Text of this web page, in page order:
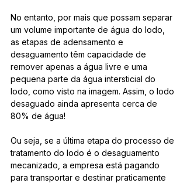
No entanto, por mais que possam separar
um volume importante de água do lodo,
as etapas de adensamento e
desaguamento têm capacidade de
remover apenas a água livre e uma
pequena parte da água intersticial do
lodo, como visto na imagem. Assim, o lodo
desaguado ainda apresenta cerca de
80% de água!
Ou seja, se a última etapa do processo de
tratamento do lodo é o desaguamento
mecanizado, a empresa está pagando
para transportar e destinar praticamente